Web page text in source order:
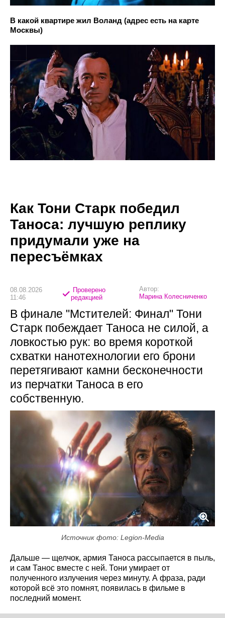
В какой квартире жил Воланд (адрес есть на карте
Москвы)
Как Тони Старк победил
Таноса: лучшую реплику
придумали уже на
пересъёмках
08.08.2026
11:46
Проверено
редакцией
Автор:
Марина Колесниченко
В финале "Мстителей: Финал" Тони
Старк побеждает Таноса не силой, а
ловкостью рук: во время короткой
схватки нанотехнологии его брони
перетягивают камни бесконечности
из перчатки Таноса в его
собственную.
Источник фото: Legion-Media
Дальше — щелчок, армия Таноса рассыпается в пыль,
и сам Танос вместе с ней. Тони умирает от
полученного излучения через минуту. А фраза, ради
которой всё это помнят, появилась в фильме в
последний момент.